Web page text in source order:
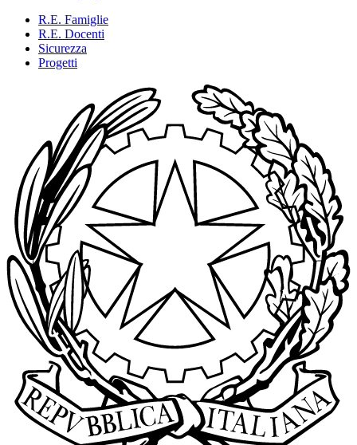
R.E. Famiglie
R.E. Docenti
Sicurezza
Progetti